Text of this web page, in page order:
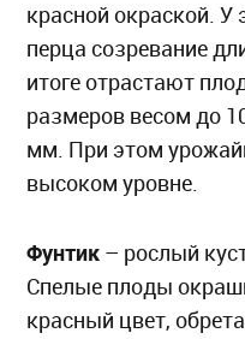
красной окраской. У
перца созревание
итоге отрастают
размеров весом до
мм. При этом
высоком уровне.
Фунтик – рослый
Спелые плоды
красный цвет,